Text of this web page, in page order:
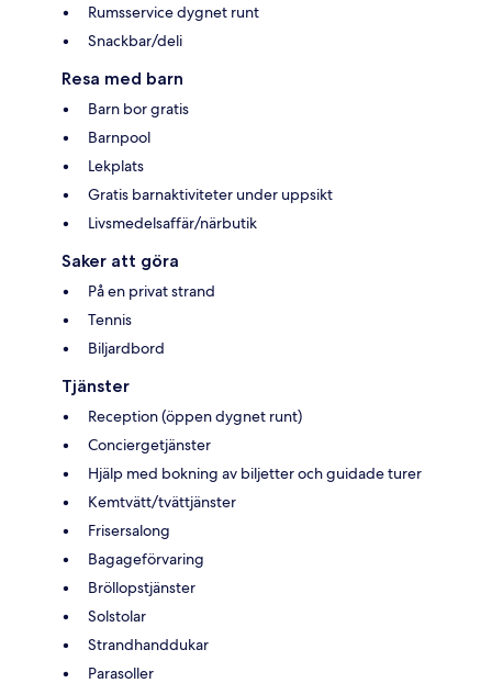
Rumsservice dygnet runt
Snackbar/deli
Resa med barn
Barn bor gratis
Barnpool
Lekplats
Gratis barnaktiviteter under uppsikt
Livsmedelsaffär/närbutik
Saker att göra
På en privat strand
Tennis
Biljardbord
Tjänster
Reception (öppen dygnet runt)
Conciergetjänster
Hjälp med bokning av biljetter och guidade turer
Kemtvätt/tvättjänster
Frisersalong
Bagageförvaring
Bröllopstjänster
Solstolar
Strandhanddukar
Parasoller